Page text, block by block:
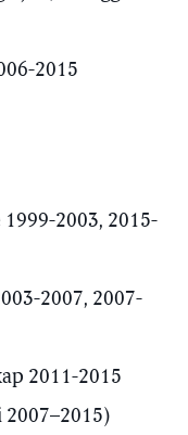
2015
2003, 2015-
2007, 2007-
2011-2015
2007–2015)